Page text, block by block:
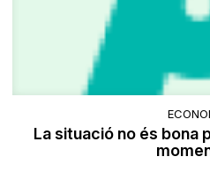
La situació no és bona